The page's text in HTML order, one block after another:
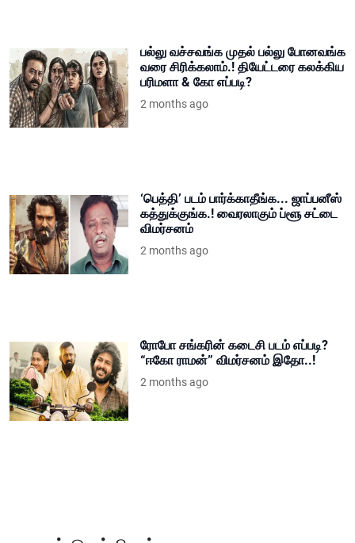
பல்லு வச்சவங்க முதல் பல்லு போனவங்க
வரை சிரிக்கலாம்.! தியேட்டரை கலக்கிய
பரிமளா & கோ எப்படி?
2 months ago
‘பெத்தி’ படம் பார்க்காதீங்க... ஜாப்பனீஸ்
கத்துக்குங்க.! வைரலாகும் ப்ளூ சட்டை
விமர்சனம்
2 months ago
ரோபோ சங்கரின் கடைசி படம் எப்படி?
“ஈகோ ராமன்” விமர்சனம் இதோ..!
2 months ago